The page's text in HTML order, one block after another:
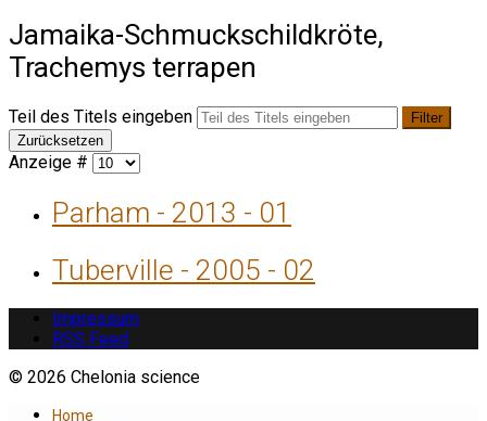
Jamaika-Schmuckschildkröte,
Trachemys terrapen
Teil des Titels eingeben
Filter
Zurücksetzen
Anzeige #
Parham - 2013 - 01
Tuberville - 2005 - 02
Impressum
RSS Feed
© 2026 Chelonia science
Home